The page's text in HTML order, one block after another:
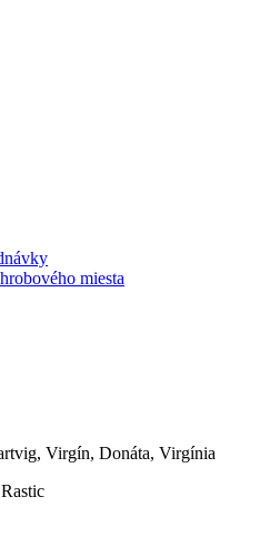
miesta
Virgín, Donáta, Virgínia